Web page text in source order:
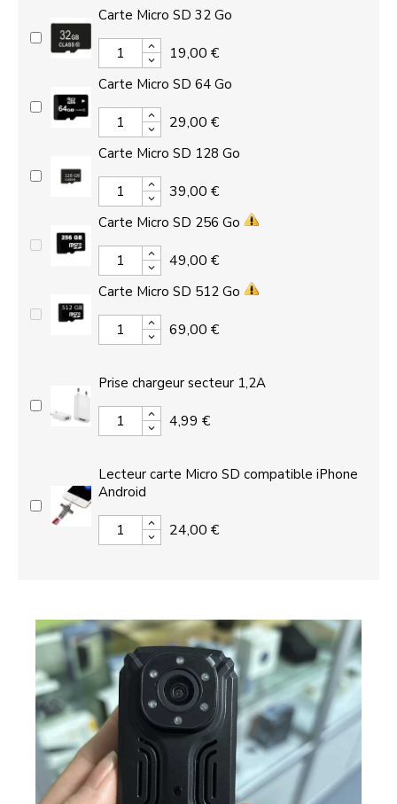
Carte Micro SD 32 Go
19,00 €
Carte Micro SD 64 Go
29,00 €
Carte Micro SD 128 Go
39,00 €
Carte Micro SD 256 Go
49,00 €
Carte Micro SD 512 Go
69,00 €
Prise chargeur secteur 1,2A
4,99 €
Lecteur carte Micro SD compatible iPhone
Android
24,00 €